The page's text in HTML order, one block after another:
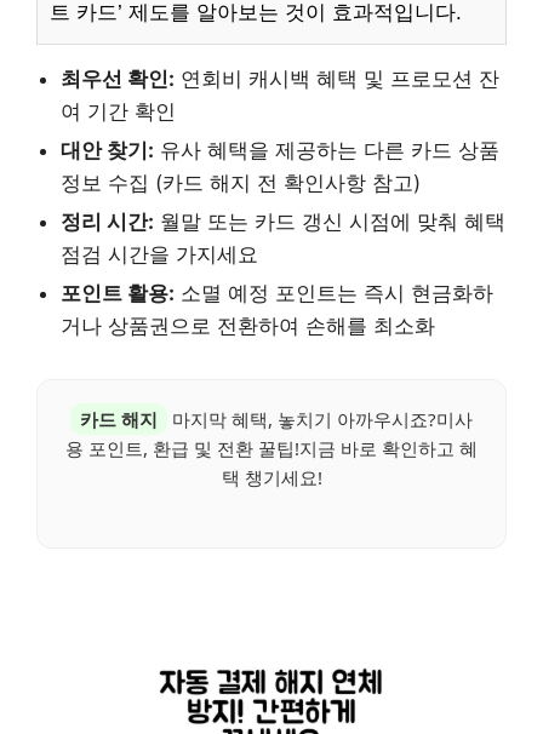
트 카드’ 제도를 알아보는 것이 효과적입니다.
최우선 확인: 연회비 캐시백 혜택 및 프로모션 잔
여 기간 확인
대안 찾기: 유사 혜택을 제공하는 다른 카드 상품
정보 수집 (카드 해지 전 확인사항 참고)
정리 시간: 월말 또는 카드 갱신 시점에 맞춰 혜택
점검 시간을 가지세요
포인트 활용: 소멸 예정 포인트는 즉시 현금화하
거나 상품권으로 전환하여 손해를 최소화
카드 해지
마지막 혜택, 놓치기 아까우시죠?미사
용 포인트, 환급 및 전환 꿀팁!지금 바로 확인하고 혜
택 챙기세요!